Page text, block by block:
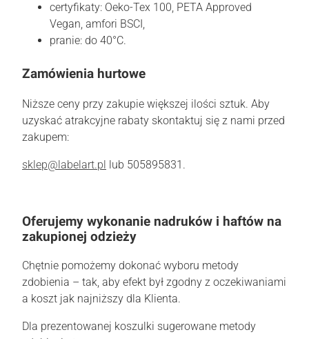
certyfikaty: Oeko-Tex 100, PETA Approved
Vegan, amfori BSCI,
pranie: do 40°C.
Zamówienia hurtowe
Niższe ceny przy zakupie większej ilości sztuk. Aby
uzyskać atrakcyjne rabaty skontaktuj się z nami przed
zakupem:
sklep@labelart.pl lub 505895831.
Oferujemy wykonanie nadruków i haftów na
zakupionej odzieży
Chętnie pomożemy dokonać wyboru metody
zdobienia – tak, aby efekt był zgodny z oczekiwaniami
a koszt jak najniższy dla Klienta.
Dla prezentowanej koszulki sugerowane metody